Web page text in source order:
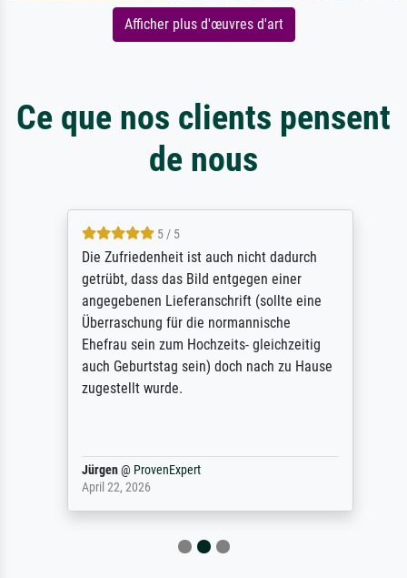
Afficher plus d'œuvres d'art
Ce que nos clients pensent
de nous
5 / 5
Die Zufriedenheit ist auch nicht dadurch
getrübt, dass das Bild entgegen einer
angegebenen Lieferanschrift (sollte eine
Überraschung für die normannische
Ehefrau sein zum Hochzeits- gleichzeitig
auch Geburtstag sein) doch nach zu Hause
zugestellt wurde.
Jürgen@ProvenExpert
April 22, 2026